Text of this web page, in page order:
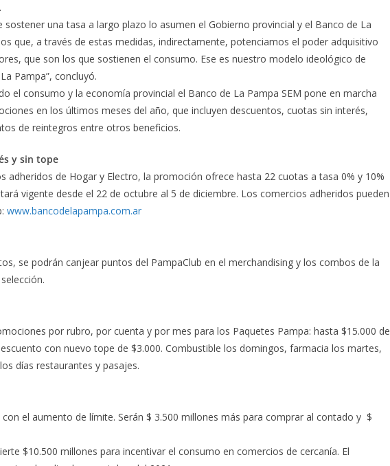
sostener una tasa a largo plazo lo asumen el Gobierno provincial y el Banco de La
que, a través de estas medidas, indirectamente, potenciamos el poder adquisitivo
que son los que sostienen el consumo. Ese es nuestro modelo ideológico de
Pampa”, concluyó.
el consumo y la economía provincial el Banco de La Pampa SEM pone en marcha
en los últimos meses del año, que incluyen descuentos, cuotas sin interés,
de reintegros entre otros beneficios.
y sin tope
adheridos de Hogar y Electro, la promoción ofrece hasta 22 cuotas a tasa 0% y 10%
vigente desde el 22 de octubre al 5 de diciembre. Los comercios adheridos pueden
www.bancodelapampa.com.ar
se podrán canjear puntos del PampaClub en el merchandising y los combos de la
por rubro, por cuenta y por mes para los Paquetes Pampa: hasta $15.000 de
con nuevo tope de $3.000. Combustible los domingos, farmacia los martes,
días restaurantes y pasajes.
el aumento de límite. Serán $ 3.500 millones más para comprar al contado y $
$10.500 millones para incentivar el consumo en comercios de cercanía. El